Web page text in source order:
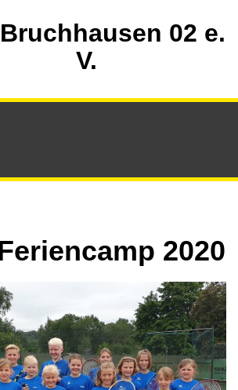
02 e.
V.
2020